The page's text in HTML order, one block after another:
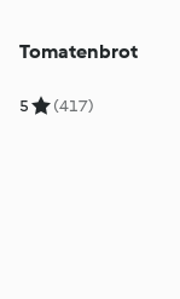
Tomatenbrot
5 (417)